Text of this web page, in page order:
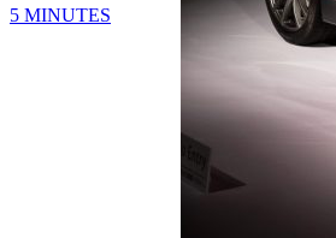
5 MINUTES